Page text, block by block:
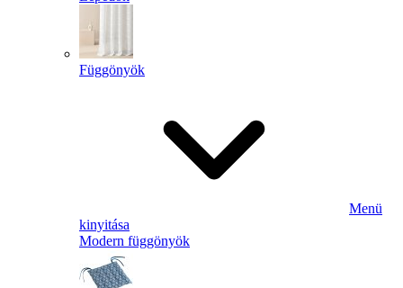
Függönyök
Menü
kinyitása
Modern függönyök